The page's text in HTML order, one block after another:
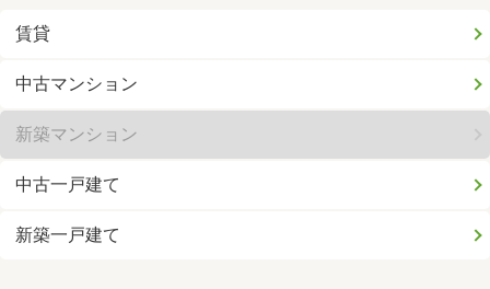
賃貸
中古マンション
新築マンション
中古一戸建て
新築一戸建て